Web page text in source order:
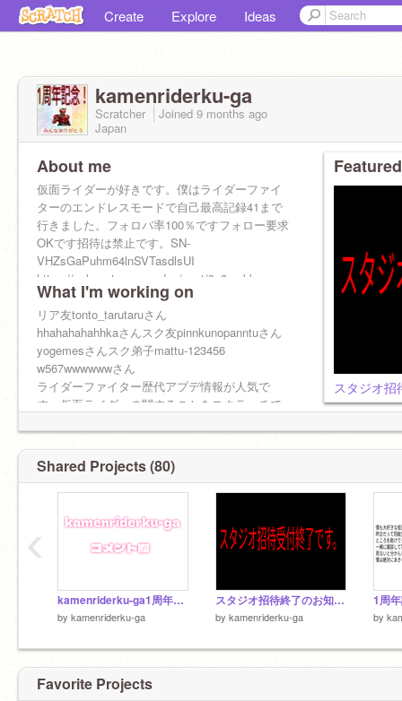
Create Explore Ideas
kamenriderku-ga
Scratcher Joined 9 months ago
Japan
About me
仮面ライダーが好きです。僕はライダーファイ
ターのエンドレスモードで自己最高記録41まで
行きました。フォロバ率100％ですフォロー要求
OKです招待は禁止です。SN-
VHZsGaPuhm64lnSVTasdlsUI
https://sukunote.pages.dev/post/9u3ornbbse
What I'm working on
リア友tonto_tarutaruさん
hhahahahahhkaさんスク友pinnkunopanntuさん
yogemesさんスク弟子mattu-123456
w567wwwwwwさん
ライダーファイター歴代アプデ情報が人気で
す。仮面ライダーの関することをスクラッチで
スタジオ招
Shared Projects (80)
kamenriderku-ga1周年コメ欄
by kamenriderku-ga
スタジオ招待終了のお知らせ
by kamenriderku-ga by
‹
Favorite Projects